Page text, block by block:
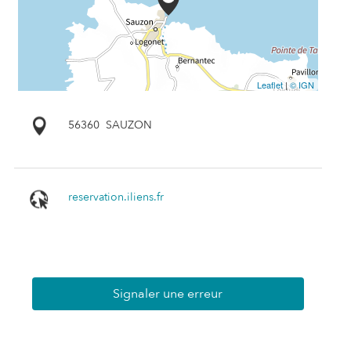
Leaflet |© IGN
56360 SAUZON
reservation.iliens.fr
Signaler une erreur